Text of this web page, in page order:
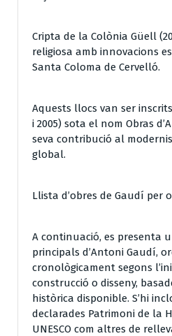
Cripta de la Colònia Güell
religiosa amb innovacions
Santa Coloma de Cervelló.
Aquests llocs van ser
i 2005) sota el nom Obras
seva contribució al
global.
Llista d’obres de Gaudí per
A continuació, es presenta
principals d’Antoni Gaudí,
cronològicament segons
construcció o disseny,
històrica disponible. S’hi
declarades Patrimoni de la
UNESCO com altres de